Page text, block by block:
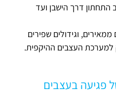
דרך הישבן ועד
ממאירים, וגידולים שפירים
למערכת העצבים ההיקפית.
פגיעה בעצבים